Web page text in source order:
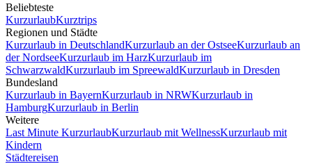
Beliebteste
KurzurlaubKurztrips
Regionen und Städte
Kurzurlaub in DeutschlandKurzurlaub an der OstseeKurzurlaub an
der NordseeKurzurlaub im HarzKurzurlaub im
SchwarzwaldKurzurlaub im SpreewaldKurzurlaub in Dresden
Bundesland
Kurzurlaub in BayernKurzurlaub in NRWKurzurlaub in
HamburgKurzurlaub in Berlin
Weitere
Last Minute KurzurlaubKurzurlaub mit WellnessKurzurlaub mit
Kindern
Städtereisen